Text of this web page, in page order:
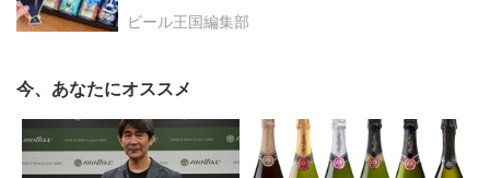
ビール王国編集部
今、あなたにオススメ